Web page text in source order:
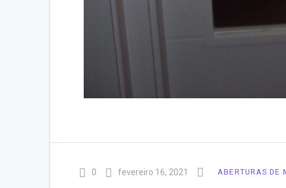
0 fevereiro 16, 2021 ABERTURAS DE